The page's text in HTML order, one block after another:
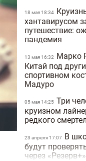
18 мая 18:34
хантавирусом
путешествие:
пандемия
13 мая 16:32
Марко
Китай под
спортивном
Мадуро
05 мая 14:25 Три
круизном
редкого
23 апреля 17:07
В
будут
через